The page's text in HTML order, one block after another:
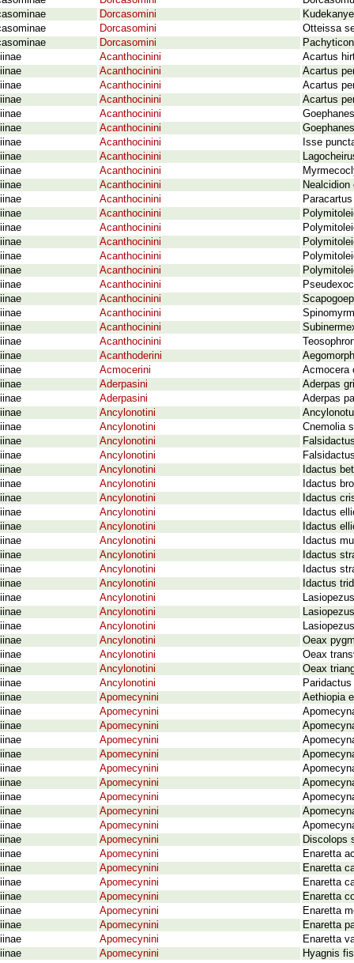
Dorcasomini
Dorcasomini
Otteissa
Dorcasomini
Acanthocinini
Acartus
Acanthocinini
Acartus
Acanthocinini
Acartus
Acanthocinini
Acartus
Acanthocinini
Acanthocinini
Acanthocinini
Isse
Acanthocinini
Acanthocinini
Acanthocinini
Nealcidion
Acanthocinini
Acanthocinini
Acanthocinini
Acanthocinini
Acanthocinini
Acanthocinini
Acanthocinini
Acanthocinini
Acanthocinini
Acanthocinini
Acanthocinini
Acanthoderini
Acmocerini
Acmocera
Aderpasini
Aderpas
Aderpasini
Aderpas
Ancylonotini
Ancylonotini
Cnemolia
Ancylonotini
Ancylonotini
Ancylonotini
Idactus
Ancylonotini
Idactus
Ancylonotini
Idactus
Ancylonotini
Idactus
Ancylonotini
Idactus
Ancylonotini
Idactus
Ancylonotini
Idactus
Ancylonotini
Idactus
Ancylonotini
Idactus
Ancylonotini
Ancylonotini
Ancylonotini
Ancylonotini
Oeax
Ancylonotini
Oeax
Ancylonotini
Oeax
Ancylonotini
Apomecynini
Aethiopia
Apomecynini
Apomecynini
Apomecynini
Apomecynini
Apomecynini
Apomecynini
Apomecynini
Apomecynini
Apomecynini
Apomecynini
Discolops
Apomecynini
Enaretta
Apomecynini
Enaretta
Apomecynini
Enaretta
Apomecynini
Enaretta
Apomecynini
Enaretta
Apomecynini
Enaretta
Apomecynini
Enaretta
Apomecynini
Hyagnis